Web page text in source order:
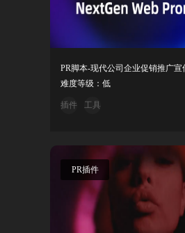
难度等级：低
插件 工具
PR插件